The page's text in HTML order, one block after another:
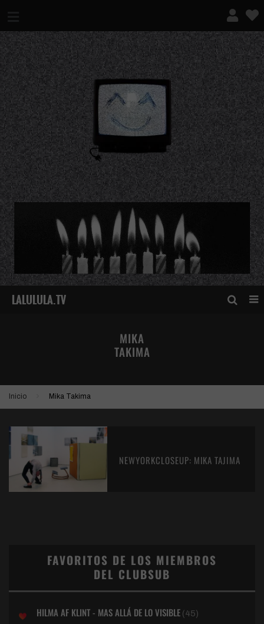
¿QUÉ ES ESTO?
MIKA
TAKIMA
Inicio Mika Takima
NEWYORKCLOSEUP: MIKA TAJIMA
FAVORITOS DE LOS MIEMBROS
DEL CLUBSUB
HILMA AF KLINT - MAS ALLÁ DE LO VISIBLE (45)